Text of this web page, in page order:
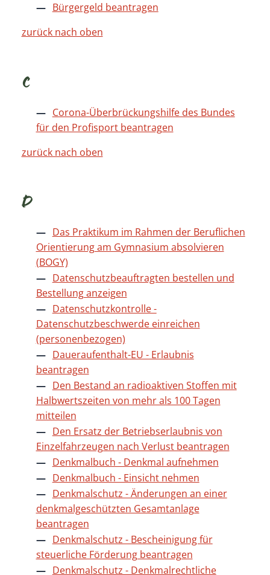
Bürgergeld beantragen
zurück nach oben
C
Corona-Überbrückungshilfe des Bundes
für den Profisport beantragen
zurück nach oben
D
Das Praktikum im Rahmen der Beruflichen
Orientierung am Gymnasium absolvieren
(BOGY)
Datenschutzbeauftragten bestellen und
Bestellung anzeigen
Datenschutzkontrolle -
Datenschutzbeschwerde einreichen
(personenbezogen)
Daueraufenthalt-EU - Erlaubnis
beantragen
Den Bestand an radioaktiven Stoffen mit
Halbwertszeiten von mehr als 100 Tagen
mitteilen
Den Ersatz der Betriebserlaubnis von
Einzelfahrzeugen nach Verlust beantragen
Denkmalbuch - Denkmal aufnehmen
Denkmalbuch - Einsicht nehmen
Denkmalschutz - Änderungen an einer
denkmalgeschützten Gesamtanlage
beantragen
Denkmalschutz - Bescheinigung für
steuerliche Förderung beantragen
Denkmalschutz - Denkmalrechtliche